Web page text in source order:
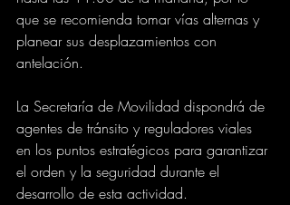
que se recomienda tomar vías alternas y
planear sus desplazamientos con
antelación.
La Secretaría de Movilidad dispondrá de
agentes de tránsito y reguladores viales
en los puntos estratégicos para garantizar
el orden y la seguridad durante el
desarrollo de esta actividad.